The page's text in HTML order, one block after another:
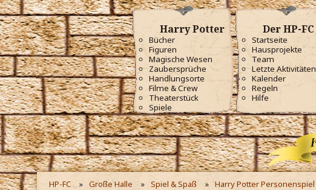
Harry Potter
Bücher
Figuren
Magische Wesen
Zaubersprüche
Handlungsorte
Filme & Crew
Theaterstück
Spiele
Der HP-FC
Startseite
Hausprojekte
Team
Letzte Aktivitäten
Kalender
Regeln
Hilfe
HP-FC Große Halle Spiel & Spaß Harry Potter Personenspiel